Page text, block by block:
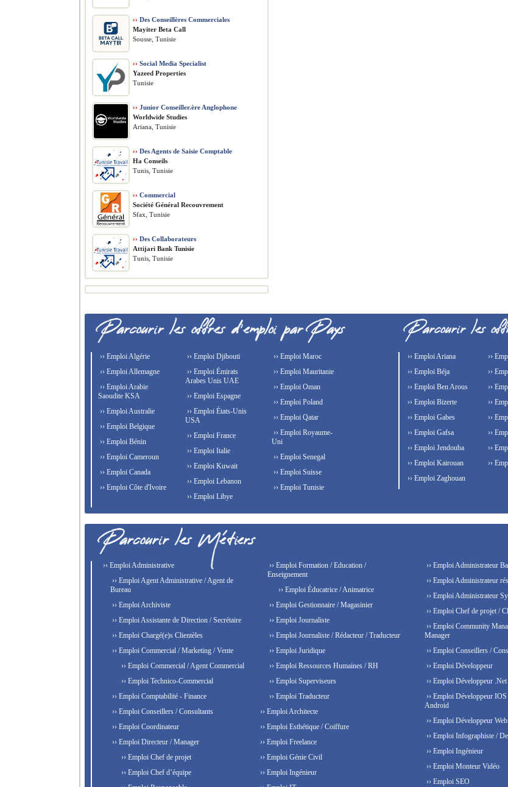
›› Des Conseillères Commerciales
Mayiter Beta Call
Sousse, Tunisie
›› Social Media Specialist
Yazeed Properties
Tunisie
›› Junior Conseiller.ère Anglophone
Worldwide Studies
Ariana, Tunisie
›› Des Agents de Saisie Comptable
Ha Conseils
Tunis, Tunisie
›› Commercial
Société Général Recouvrement
Sfax, Tunisie
›› Des Collaborateurs
Attijari Bank Tunisie
Tunis, Tunisie
›› Emploi Algérie
›› Emploi Allemagne
›› Emploi Arabie
Saoudite KSA
›› Emploi Australie
›› Emploi Belgique
›› Emploi Bénin
›› Emploi Cameroun
›› Emploi Canada
›› Emploi Côte d'Ivoire
›› Emploi Djibouti
›› Emploi Émirats
Arabes Unis UAE
›› Emploi Espagne
›› Emploi États-Unis
USA
›› Emploi France
›› Emploi Italie
›› Emploi Kuwait
›› Emploi Lebanon
›› Emploi Libye
›› Emploi Maroc
›› Emploi Mauritanie
›› Emploi Oman
›› Emploi Poland
›› Emploi Qatar
›› Emploi Royaume-
Uni
›› Emploi Senegal
›› Emploi Suisse
›› Emploi Tunisie
›› Emploi Ariana
›› Emploi Béja
›› Emploi Ben Arous
›› Emploi Bizerte
›› Emploi Gabes
›› Emploi Gafsa
›› Emploi Jendouba
›› Emploi Kairouan
››
››
››
››
››
››
››
››
›› Emploi Zaghouan
›› Emploi Administrative
›› Emploi Agent Administrative / Agent de
Bureau
›› Emploi Archiviste
›› Emploi Assistante de Direction / Secrétaire
›› Emploi Chargé(e)s Clientèles
›› Emploi Commercial / Marketing / Vente
›› Emploi Commercial / Agent Commercial
›› Emploi Technico-Commercial
›› Emploi Comptabilité - Finance
›› Emploi Conseillers / Consultants
›› Emploi Coordinateur
›› Emploi Directeur / Manager
›› Emploi Chef de projet
›› Emploi Chef d’équipe
›› Emploi Formation / Education /
Enseignement
›› Emploi Éducatrice / Animatrice
›› Emploi Gestionnaire / Magasinier
›› Emploi Journaliste
›› Emploi Journaliste / Rédacteur / Traducteur
›› Emploi Juridique
›› Emploi Ressources Humaines / RH
›› Emploi Superviseurs
›› Emploi Traducteur
›› Emploi Architecte
›› Emploi Esthétique / Coiffure
›› Emploi Freelance
›› Emploi Génie Civil
›› Emploi Ingénieur
›› Emploi Administrateur
›› Emploi Administrateur
›› Emploi Administrateur
›› Emploi Chef de projet /
›› Emploi Community
Manager
›› Emploi Conseillers /
›› Emploi Développeur
›› Emploi Développeur
›› Emploi Développeur
Android
›› Emploi Développeur
›› Emploi Infographiste /
›› Emploi Ingénieur
›› Emploi Monteur Vidéo
›› Emploi SEO